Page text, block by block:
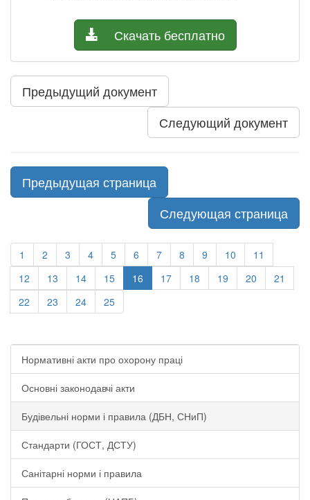
Скачать бесплатно
Предыдущий документ
Следующий документ
Предыдущая страница
Следующая страница
1 2 3 4 5 6 7 8 9 10
11
12
13 14 15 16 17 18 19 20
21
22
23 24 25
Нормативні акти про охорону праці
Основні законодавчі акти
Будівельні норми і правила (ДБН, СНиП)
Стандарти (ГОСТ, ДСТУ)
Санітарні норми і правила